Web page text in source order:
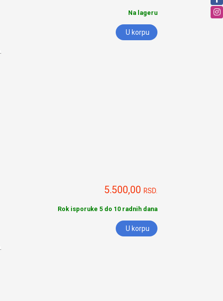
Na lageru
U korpu
5.500,00 RSD.
Rok isporuke 5 do 10 radnih dana
U korpu